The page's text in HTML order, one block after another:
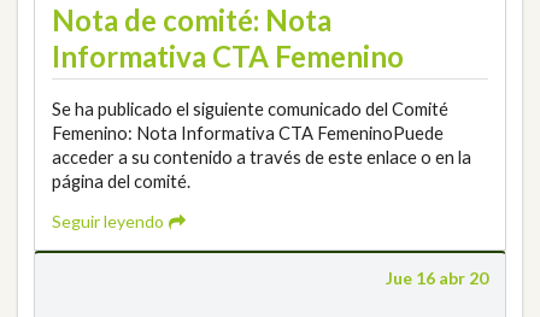
Nota de comité: Nota
Informativa CTA Femenino
Se ha publicado el siguiente comunicado del Comité
Femenino: Nota Informativa CTA FemeninoPuede
acceder a su contenido a través de este enlace o en la
página del comité.
Seguir leyendo
Jue 16 abr 20